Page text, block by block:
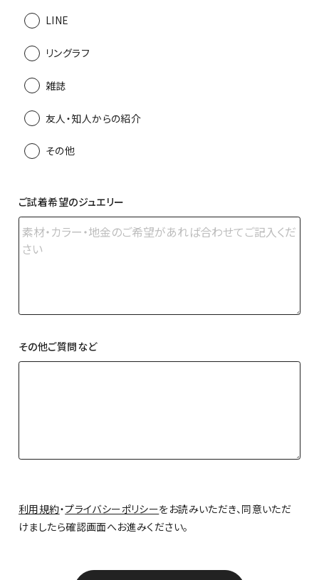
LINE
リングラフ
雑誌
友人・知人からの紹介
その他
ご試着希望のジュエリー
ご試着希望のジュエリー
その他ご質問など
その他ご質問など
利用規約・プライバシーポリシーをお読みいただき、同意いただ
けましたら確認画面へお進みください。